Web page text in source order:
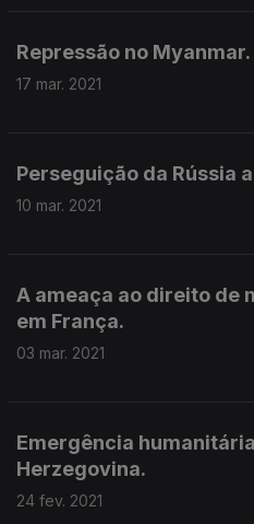
Repressão no Myanmar.
17 mar. 2021
Perseguição da Rússia
10 mar. 2021
A ameaça ao direito de
em França.
03 mar. 2021
Emergência
Herzegovina.
24 fev. 2021